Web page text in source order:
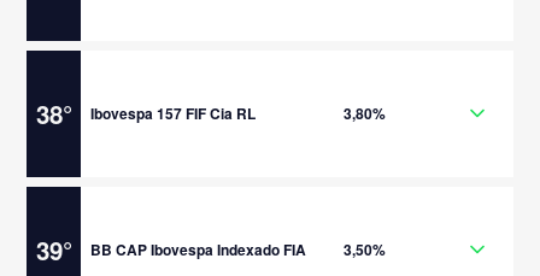
38° Ibovespa 157 FIF Cia RL 3,80%
39° BB CAP Ibovespa Indexado FIA 3,50%